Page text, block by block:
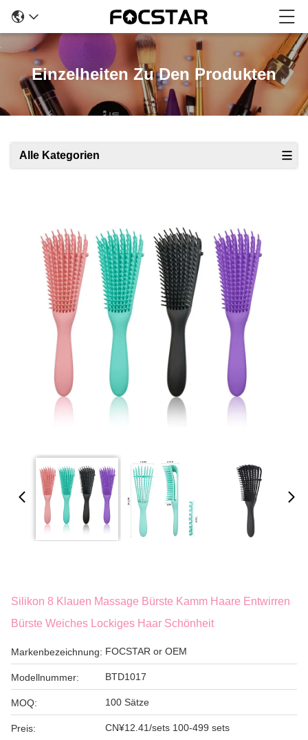
Einzelheiten Zu Den Produkten
Alle Kategorien
Silikon 8 Klauen Massage Bürste Kamm Haare Entwirren
Bürste Weiches Lockiges Haar Schönheit
Markenbezeichnung: FOCSTAR or OEM
Modellnummer: BTD1017
MOQ: 100 Sätze
Preis: CN¥12.41/sets 100-499 sets